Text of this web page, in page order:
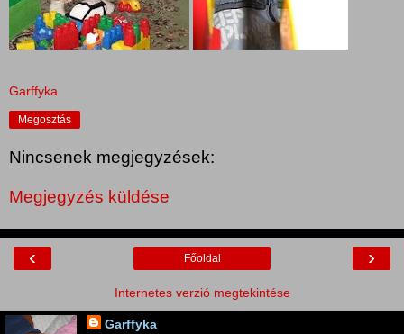
Garffyka
Megosztás
Nincsenek megjegyzések:
Megjegyzés küldése
‹ ›
Főoldal
Internetes verzió megtekintése
Garffyka